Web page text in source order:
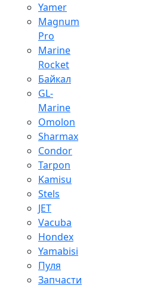
Yamer
Magnum
Pro
Marine
Rocket
Байкал
GL-
Marine
Omolon
Sharmax
Condor
Tarpon
Kamisu
Stels
JET
Vacuba
Hondex
Yamabisi
Пуля
Запчасти